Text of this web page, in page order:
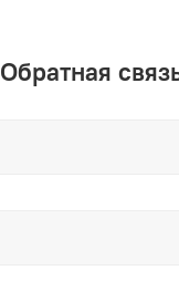
Обратная